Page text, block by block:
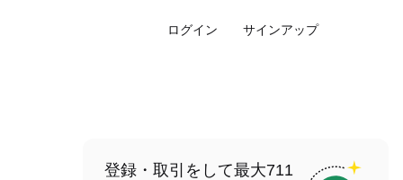
ログイン サインアップ
登録・取引をして最大711